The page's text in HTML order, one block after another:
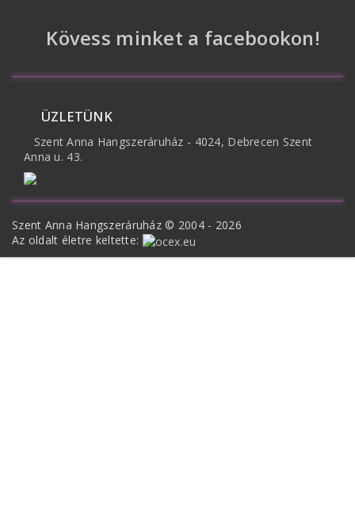
Kövess minket a facebookon!
ÜZLETÜNK
Szent Anna Hangszeráruház - 4024, Debrecen Szent
Anna u. 43.
Szent Anna Hangszeráruház © 2004 - 2026
Az oldalt életre keltette: